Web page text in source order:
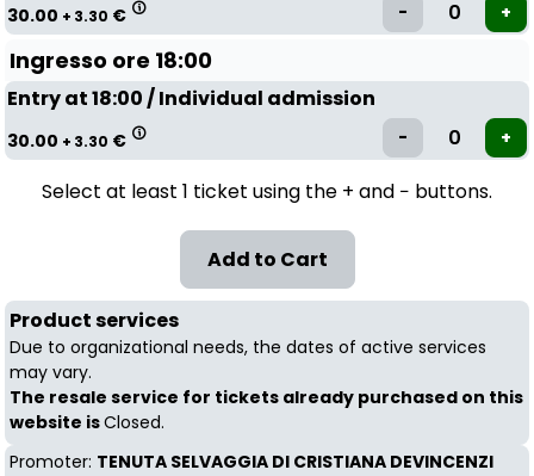
30.00 + 3.30 €
Ingresso ore 18:00
Entry at 18:00 / Individual admission
30.00 + 3.30 €
Select at least 1 ticket using the + and − buttons.
Product services
Due to organizational needs, the dates of active services
may vary.
The resale service for tickets already purchased on this
website isClosed.
Promoter: TENUTA SELVAGGIA DI CRISTIANA DEVINCENZI